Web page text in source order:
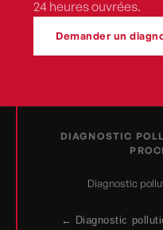
24 heures ouvrées.
Demander un
DIAGNOSTIC
Diagnostic
← Diagnostic